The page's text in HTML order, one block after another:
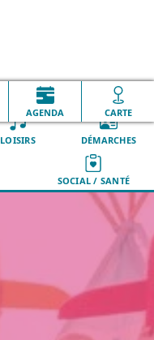
AGENDA CARTE
Les formations en
parentalités
LOISIRS DÉMARCHES
SOCIAL / SANTÉ